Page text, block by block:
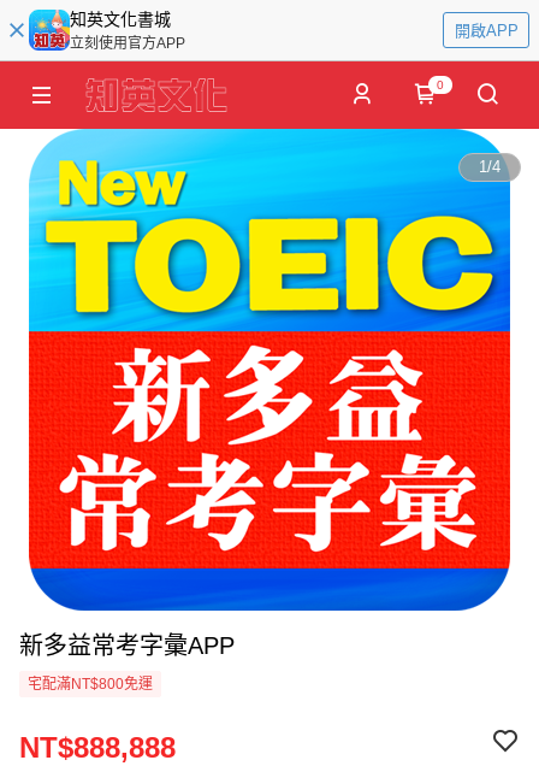
知英文化書城
立刻使用官方APP
開啟APP
0
1/4
新多益常考字彙APP
宅配滿NT$800免運
NT$888,888